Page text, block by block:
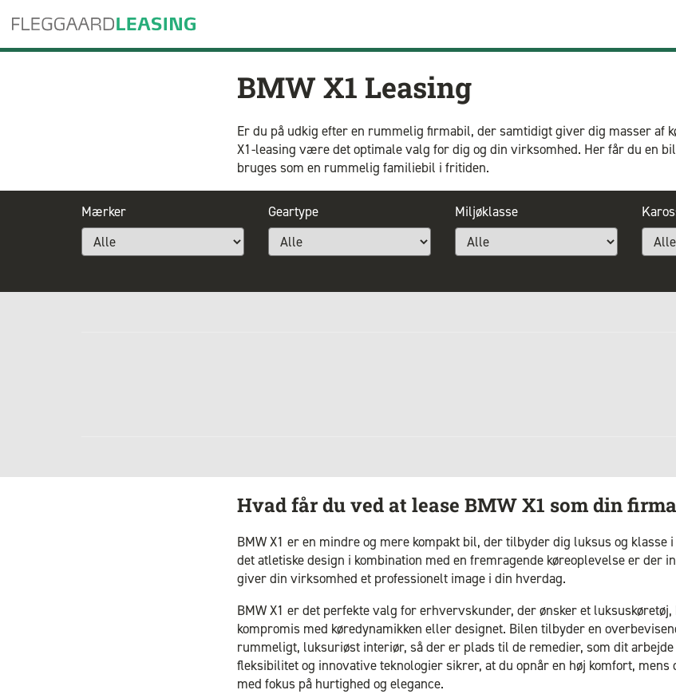
BMW X1 Leasing
Er du på udkig efter en rummelig firmabil, der samtidigt giver dig masser af
X1-leasing være det optimale valg for dig og din virksomhed. Her får du en
bruges som en rummelig familiebil i fritiden.
Mærker Geartype Miljøklasse
Hvad får du ved at lease BMW X1 som din
BMW X1 er en mindre og mere kompakt bil, der tilbyder dig luksus og klasse
det atletiske design i kombination med en fremragende køreoplevelse er der
giver din virksomhed et professionelt image i din hverdag.
BMW X1 er det perfekte valg for erhvervskunder, der ønsker et
kompromis med køredynamikken eller designet. Bilen tilbyder en
rummeligt, luksuriøst interiør, så der er plads til de remedier, som dit
fleksibilitet og innovative teknologier sikrer, at du opnår en høj komfort, mens
med fokus på hurtighed og elegance.